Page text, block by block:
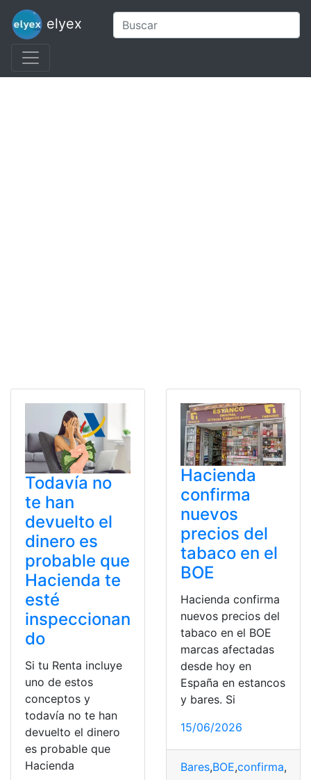
elyex
Todavía no
te han
devuelto el
dinero es
probable que
Hacienda te
esté
inspeccionan
do
Si tu Renta incluye
uno de estos
conceptos y
todavía no te han
devuelto el dinero
es probable que
Hacienda
Hacienda
confirma
nuevos
precios del
tabaco en el
BOE
Hacienda confirma
nuevos precios del
tabaco en el BOE
marcas afectadas
desde hoy en
España en estancos
y bares. Si
15/06/2026
Bares,BOE,confirma,